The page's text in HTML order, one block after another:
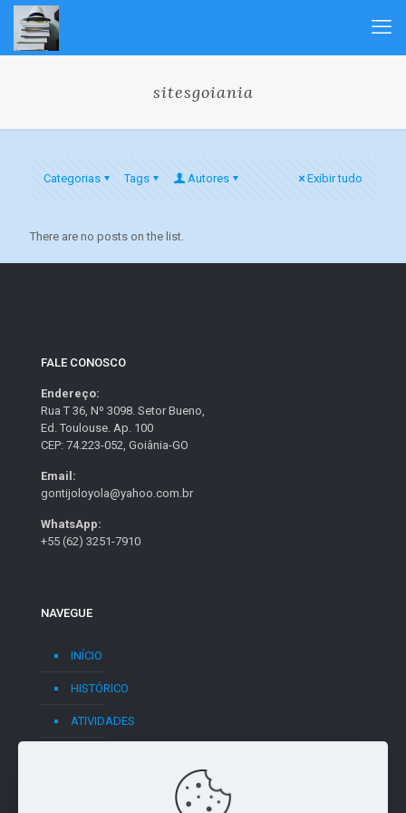
sitesgoiania
Categorias Tags Autores Exibir tudo
There are no posts on the list.
FALE CONOSCO
Endereço:
Rua T 36, Nº 3098. Setor Bueno,
Ed. Toulouse. Ap. 100
CEP: 74.223-052, Goiânia-GO
Email:
gontijoloyola@yahoo.com.br
WhatsApp:
+55 (62) 3251-7910
NAVEGUE
INÍCIO
HISTÓRICO
ATIVIDADES